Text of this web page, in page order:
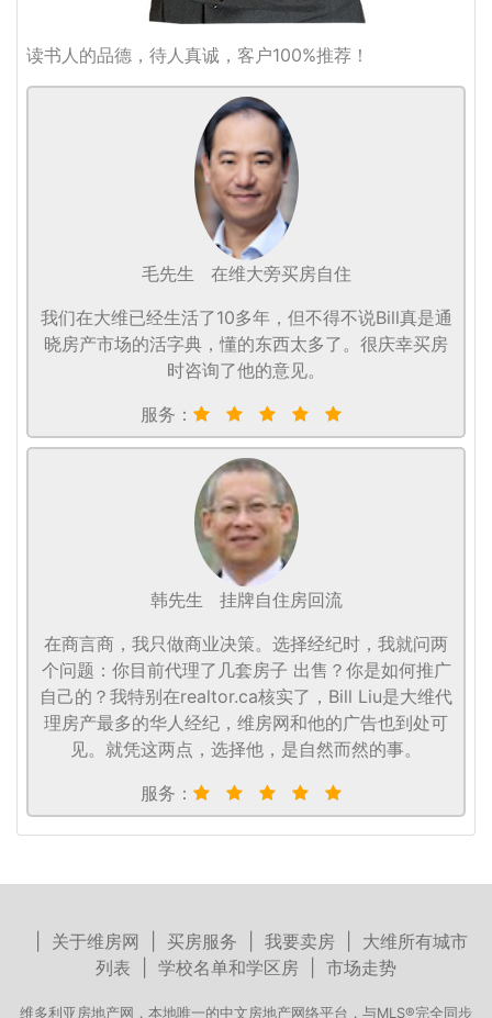
读书人的品德，待人真诚，客户100%推荐！
毛先生
在维大旁买房自住
我们在大维已经生活了10多年，但不得不说Bill真是通
晓房产市场的活字典，懂的东西太多了。很庆幸买房
时咨询了他的意见。
服务：
韩先生
挂牌自住房回流
在商言商，我只做商业决策。选择经纪时，我就问两
个问题：你目前代理了几套房子 出售？你是如何推广
自己的？我特别在realtor.ca核实了，Bill Liu是大维代
理房产最多的华人经纪，维房网和他的广告也到处可
见。就凭这两点，选择他，是自然而然的事。
服务：
关于维房网 买房服务 我要卖房
大维所有城市
列表
学校名单和学区房 市场走势
维多利亚房地产网，本地唯一的中文房地产网络平台，与MLS®完全同步